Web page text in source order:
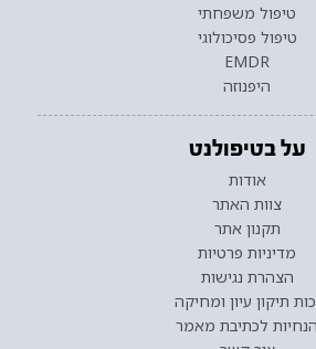
טיפול משפחתי
טיפול פסיכולוגי
EMDR
היפנוזה
על בטיפולנט
אודות
צוות האתר
תקנון אתר
מדיניות פרטיות
הצהרת נגישות
תיקון עיון ומחיקה
הנחיות לכתיבת מאמר